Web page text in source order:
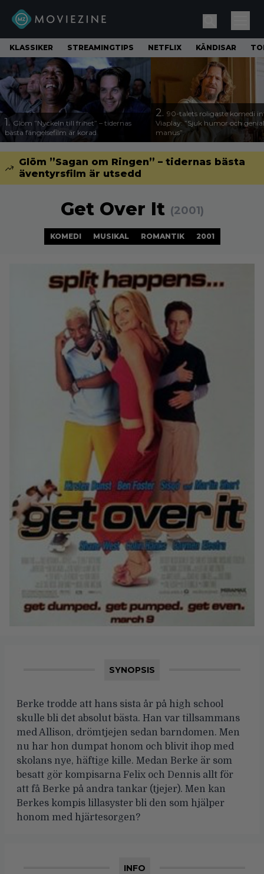
KLASSIKER STREAMINGTIPS NETFLIX KÄNDISAR
1. Glöm ”Nyckeln till frihet” – tidernas
bästa fängelsefilm är korad
2. 90-talets roligaste komedi
Viaplay: ”Sjuk humor och
manus”
Glöm ”Sagan om Ringen” – tidernas bästa
äventyrsfilm är utsedd
Get Over It (2001)
KOMEDI MUSIKAL ROMANTIK 2001
SYNOPSIS
Berke trodde att hans sista år på high school
skulle bli det absolut bästa. Han var tillsammans
med Allison, drömtjejen sedan barndomen. Men
nu har hon dumpat honom och blivit ihop med
skolans nye, häftige kille. Medan Berke är som
besatt gör kompisarna Felix och Dennis allt för
att få Berke på andra tankar (tjejer). Men kan
Berkes kompis lillasyster bli den som hjälper
honom med hjärtesorgen?
INFO